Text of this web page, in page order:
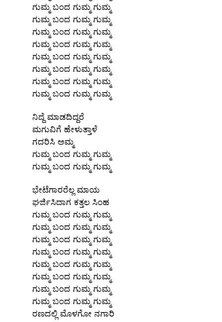
ಗುಮ್ಮ ಬಂದ ಗುಮ್ಮ ಗುಮ್ಮ
ಗುಮ್ಮ ಬಂದ ಗುಮ್ಮ ಗುಮ್ಮ
ಗುಮ್ಮ ಬಂದ ಗುಮ್ಮ ಗುಮ್ಮ
ಗುಮ್ಮ ಬಂದ ಗುಮ್ಮ ಗುಮ್ಮ
ಗುಮ್ಮ ಬಂದ ಗುಮ್ಮ ಗುಮ್ಮ
ಗುಮ್ಮ ಬಂದ ಗುಮ್ಮ ಗುಮ್ಮ
ಗುಮ್ಮ ಬಂದ ಗುಮ್ಮ ಗುಮ್ಮ
ಗುಮ್ಮ ಬಂದ ಗುಮ್ಮ ಗುಮ್ಮ
ನಿದ್ದೆ ಮಾಡದಿದ್ದರೆ
ಮಗುವಿಗೆ ಹೇಳುತ್ತಾಳೆ
ಗದರಿಸಿ ಅಮ್ಮ
ಗುಮ್ಮ ಬಂದ ಗುಮ್ಮ ಗುಮ್ಮ
ಗುಮ್ಮ ಬಂದ ಗುಮ್ಮ ಗುಮ್ಮ
ಭೇಟೆಗಾರರೆಲ್ಲ ಮಾಯ
ಘರ್ಜಿಸಿದಾಗ ಕತ್ತಲ ಸಿಂಹ
ಗುಮ್ಮ ಬಂದ ಗುಮ್ಮ ಗುಮ್ಮ
ಗುಮ್ಮ ಬಂದ ಗುಮ್ಮ ಗುಮ್ಮ
ಗುಮ್ಮ ಬಂದ ಗುಮ್ಮ ಗುಮ್ಮ
ಗುಮ್ಮ ಬಂದ ಗುಮ್ಮ ಗುಮ್ಮ
ಗುಮ್ಮ ಬಂದ ಗುಮ್ಮ ಗುಮ್ಮ
ಗುಮ್ಮ ಬಂದ ಗುಮ್ಮ ಗುಮ್ಮ
ಗುಮ್ಮ ಬಂದ ಗುಮ್ಮ ಗುಮ್ಮ
ಗುಮ್ಮ ಬಂದ ಗುಮ್ಮ ಗುಮ್ಮ
ರಣದಲ್ಲಿ ಮೊಳಗೋ ನಗಾರಿ